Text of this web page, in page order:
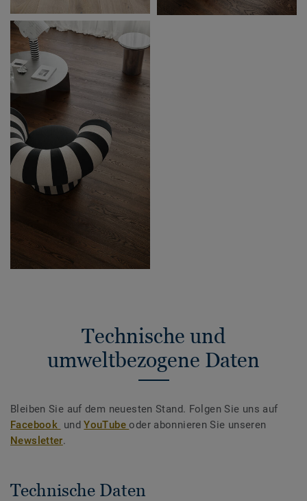
Technische und
umweltbezogene Daten
Bleiben Sie auf dem neuesten Stand. Folgen Sie uns auf
Facebook undYouTubeoder abonnieren Sie unseren
Newsletter.
Technische Daten